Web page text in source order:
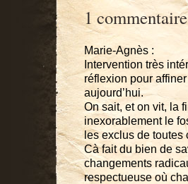
1 commentaire
Marie-Agnès :
Intervention très
réflexion pour
aujourd’hui.
On sait, et on vit, la
inexorablement le
les exclus de toutes
Cà fait du bien de
changements
respectueuse où